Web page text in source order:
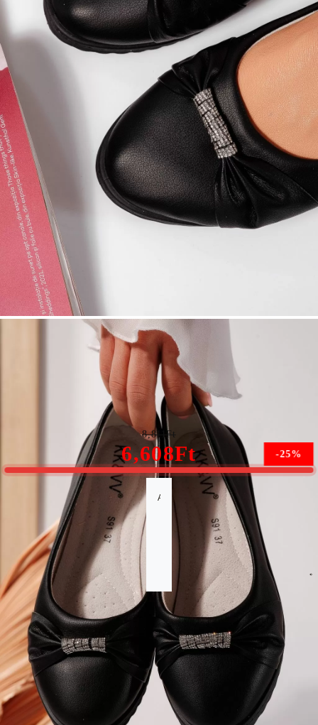
Női fekete balerina ökológiai velúr bőrből Jasmine #21797
-25%
6,608Ft
8,811Ft
A méret nem érhető el
Szólj, ha elérhető lesz